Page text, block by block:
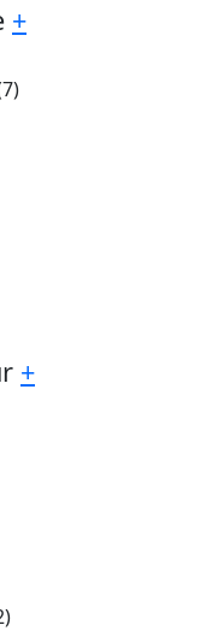
+
+